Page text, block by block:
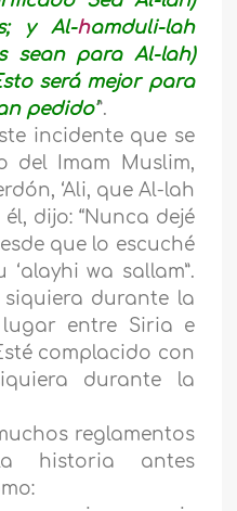
y Al-hamduli-lah
sean para Al-lah)
será mejor para
pedido’”.
incidente que se
del Imam Muslim,
‘Ali, que Al-lah
dijo: “Nunca dejé
que lo escuché
wa sallam”.
siquiera durante la
entre Siria e
complacido con
durante la
reglamentos
historia antes